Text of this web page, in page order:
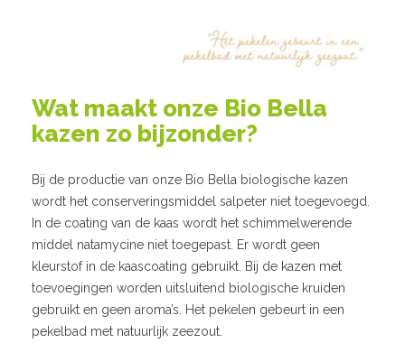
Wat maakt onze Bio Bella
kazen zo bijzonder?
Bij de productie van onze Bio Bella biologische kazen
wordt het conserveringsmiddel salpeter niet toegevoegd.
In de coating van de kaas wordt het schimmelwerende
middel natamycine niet toe­gepast. Er wordt geen
kleurstof in de kaascoating gebruikt. Bij de kazen met
toevoegingen worden uitsluitend biologische kruiden
gebruikt en geen aroma’s. Het pekelen gebeurt in een
pekelbad met natuurlijk zeezout.